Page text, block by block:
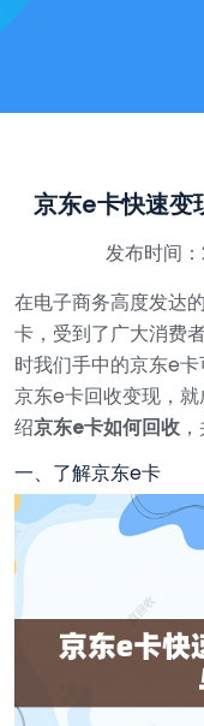
京东e卡快速变
发布时间
在电子商务高度发达
卡，受到了广大消费
时我们手中的京东e
京东e卡回收变现，
绍京东e卡如何回收，
一、了解京东e卡